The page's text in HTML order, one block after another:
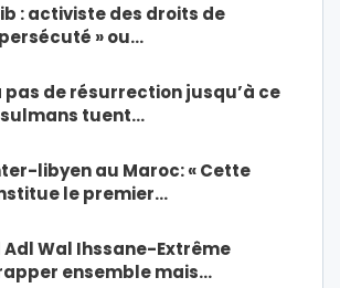
: activiste des droits de
persécuté » ou…
pas de résurrection jusqu’à ce
tuent…
libyen au Maroc: « Cette
le premier…
Wal Ihssane-Extrême
ensemble mais…